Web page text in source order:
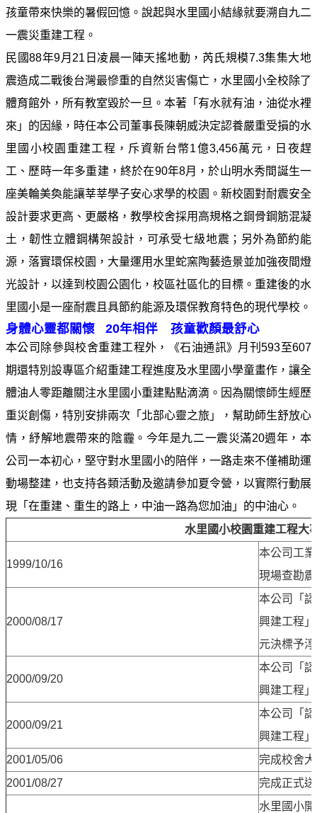
專
區
油
首
頁
網
站
覽
意
信
箱
常
見
問
題
English
RSS
訂
閱
府
站
資
隱
聲
明
資
訊
孩童帶來快樂的暑假回憶。說起與水里國小結緣就要溯自九二
一震災重建工程。
民國88年9月21日凌晨一陣天搖地動，芮氏規模7.3集集大地
震造成二戰後台灣最慘重的自然災害傷亡，水里國小全校除了
體育館外，所有教室毀於一旦。本著「有水就有油，油從水裡
來」的因緣，時任本公司董事長陳朝威決定認養嚴重受損的水
里國小校園重建工程，斥資新台幣1億3,456萬元，日夜趕
工、歷時一年多重建，終於在90年8月，於山明水秀間誕生一
座美輪美奐能讓莘莘學子安心求學的校園。新校園對耐震安全
設計要求更高、更嚴格，教學校舍採用高規格之鋼骨鋼筋混凝
土，韌性立體鋼構架設計，可承受七級地震；另外為節約能
源，落實環保校園，大量運用水里蛇窯陶藝造景並加強夜間燈
光設計，以達到校園公園化，校區社區化的目標。重建後的水
里國小是一座耐震且具節約能源及環保教育特色的現代學校。
身體心靈都關懷 20年相伴 孩童歡顏最舒心
本公司除參與校舍重建工程外，《石油通訊》月刊593至607
期還特別設專區介紹重建工程進度及水里國小學童畫作，讓全
體油人零距離關注水里國小重建點點滴滴。因為關懷師生經歷
重災創傷，特別安排兩次「北部心靈之旅」，幫助師生舒放心
情，紓解地震帶來的陰霾。今年是九二一震災滿20週年，本
公司一本初心，堅守對水里國小的陪伴，一路走來不僅補助運
動場整建，也支持各類活動及邀請參加夏令營，以實際行動展
現「在重建、重生的路上，中油一路為您加油」的中油心。
水里國小校園重建工程大
1999/10/16
本公司工
現場查勘
2000/08/17
本公司「
興建工程
元決標予
2000/09/20
本公司「
興建工程
2000/09/21
本公司「
興建工程
2001/05/06
完成校舍
2001/08/27
完成正式
水里國小